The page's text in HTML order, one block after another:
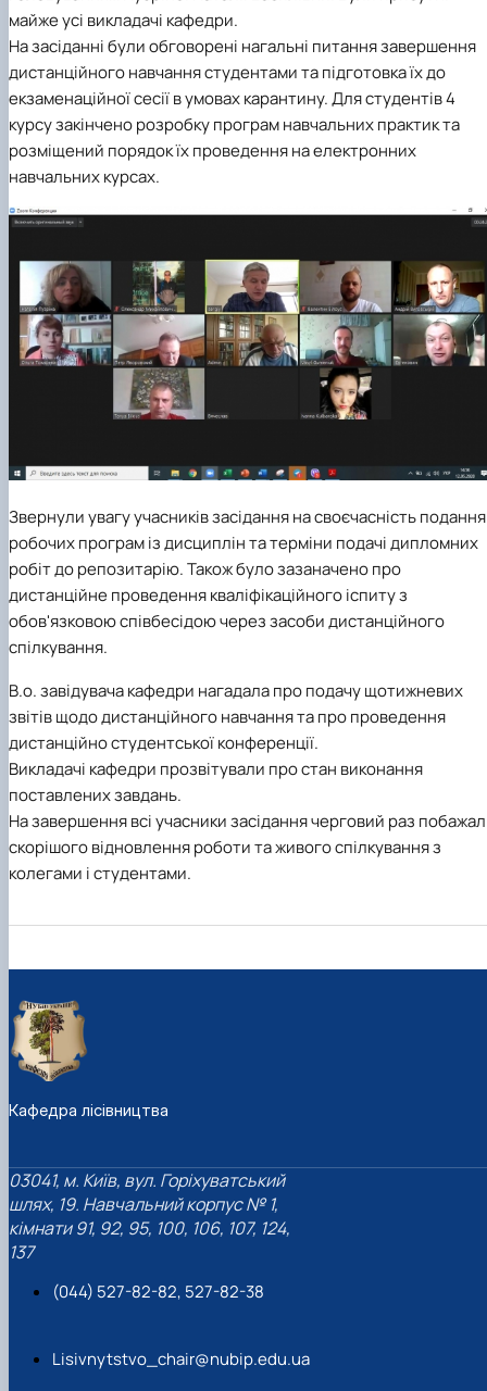
Пожежна ситуація в Україні за даними ЗМІ
Проєкти
Прес-релізи
Виступи в ЗМІ
Контакти
майже усі викладачі кафедри.
На засіданні були обговорені нагальні питання завершення
дистанційного навчання студентами та підготовка їх до
екзаменаційної сесії в умовах карантину. Для студентів 4
курсу закінчено розробку програм навчальних практик та
розміщений порядок їх проведення на електронних
навчальних курсах.
Звернули увагу учасників засідання на своєчасність подання
робочих програм із дисциплін та терміни подачі дипломних
робіт до репозитарію. Також було зазаначено про
дистанційне проведення кваліфікаційного іспиту з
обов'язковою співбесідою через засоби дистанційного
спілкування.
В.о. завідувача кафедри нагадала про подачу щотижневих
звітів щодо дистанційного навчання та про проведення
дистанційно студентської конференції.
Викладачі кафедри прозвітували про стан виконання
поставлених завдань.
На завершення всі учасники засідання черговий раз
скорішого відновлення роботи та живого спілкування з
колегами і студентами.
Кафедра лісівництва
03041, м. Київ, вул. Горіхуватський
шлях, 19. Навчальний корпус № 1,
кімнати 91, 92, 95, 100, 106, 107, 124,
137
(044) 527-82-82, 527-82-38
Lisivnytstvo_chair@nubip.edu.ua